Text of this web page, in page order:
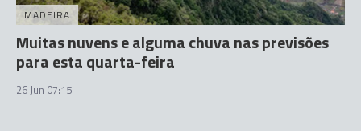
MADEIRA
Muitas nuvens e alguma chuva nas previsões
para esta quarta-feira
26 Jun 07:15